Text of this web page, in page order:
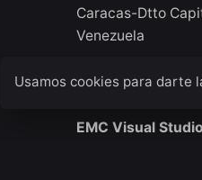
Caracas-Dtto
Venezuela
New York
EMC Visual Studio
Usamos cookies para darte